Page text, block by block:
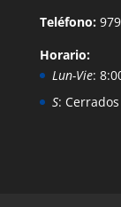
Teléfono:
Horario:
Lun-Vie:
S: Cerrados